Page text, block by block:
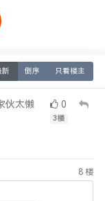
站无关！
用户共同享有内容
据版规及相关法律
帖内容！任何个人
新 倒序 只看楼主
伙太懒
0
3楼
8楼